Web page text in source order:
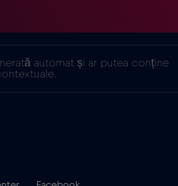
automat și ar putea conține